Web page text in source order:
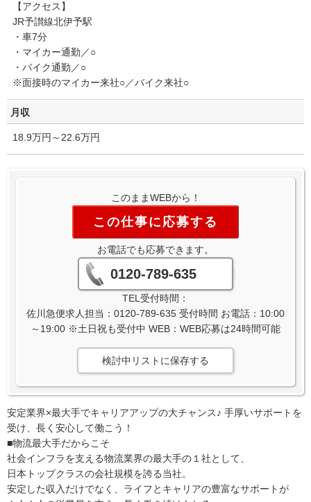
【アクセス】
JR予讃線北伊予駅
・車7分
・マイカー通勤／○
・バイク通勤／○
※面接時のマイカー来社○／バイク来社○
月収
18.9万円～22.6万円
このままWEBから！
この仕事に応募する
お電話でも応募できます。
0120-789-635
TEL受付時間：
佐川急便求人担当：0120-789-635 受付時間 お電話：10:00
～19:00 ※土日祝も受付中 WEB：WEB応募は24時間可能
検討中リストに保存する
安定業界×最大手でキャリアアップの大チャンス♪ 手厚いサポートを
受け、長く安心して働こう！
■物流最大手だからこそ
社会インフラを支える物流業界の最大手の１社として、
日本トップクラスの会社規模を誇る当社。
安定した収入だけでなく、ライフとキャリアの豊富なサポートが